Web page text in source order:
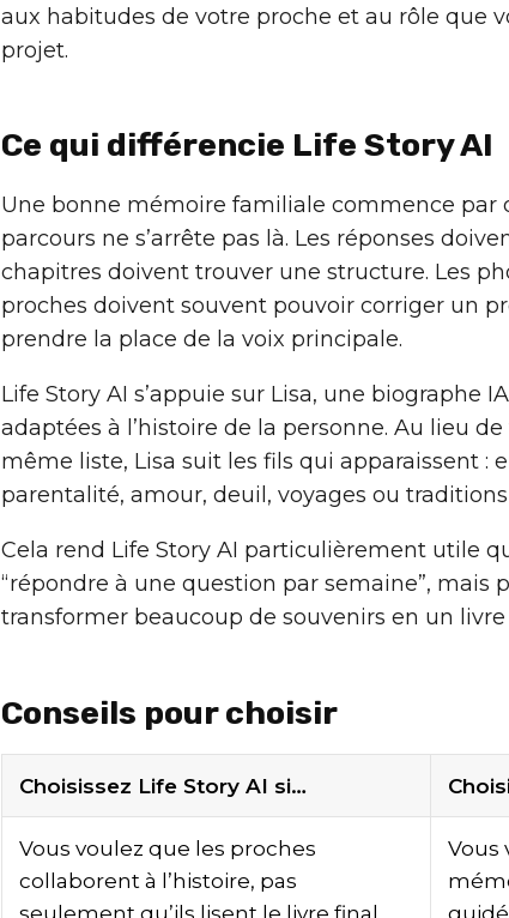
aux habitudes de votre proche et au rôle que
projet.
Ce qui différencie Life Story AI
Une bonne mémoire familiale commence par
parcours ne s’arrête pas là. Les réponses
chapitres doivent trouver une structure. Les
proches doivent souvent pouvoir corriger un
prendre la place de la voix principale.
Life Story AI s’appuie sur Lisa, une biographe
adaptées à l’histoire de la personne. Au lieu
même liste, Lisa suit les fils qui apparaissent :
parentalité, amour, deuil, voyages ou
Cela rend Life Story AI particulièrement utile
“répondre à une question par semaine”, mais
transformer beaucoup de souvenirs en un livre
Conseils pour choisir
Choisissez Life Story AI si…
Vous voulez que les proches
collaborent à l’histoire, pas
seulement qu’ils lisent le livre final
Vous